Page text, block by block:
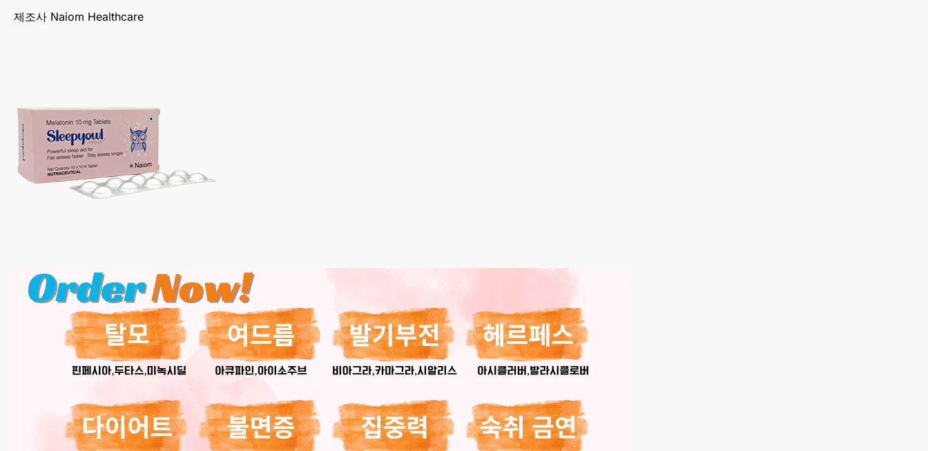
제조사 Naiom Healthcare